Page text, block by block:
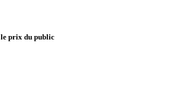
prix du public